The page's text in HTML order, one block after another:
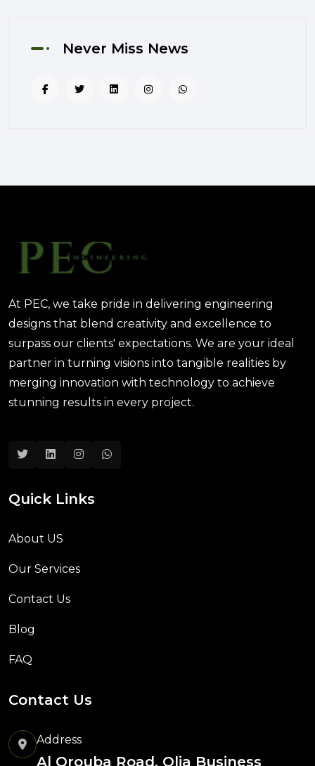
أكثر إنسانية
والتكاليف؟
Never Miss News
At PEC, we take pride in delivering engineering
designs that blend creativity and excellence to
surpass our clients' expectations. We are your ideal
partner in turning visions into tangible realities by
merging innovation with technology to achieve
stunning results in every project.
Quick Links
About US
Our Services
Contact Us
Blog
FAQ
Contact Us
Address
Al Orouba Road, Olia Business